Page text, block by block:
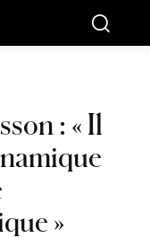
: « Il
»